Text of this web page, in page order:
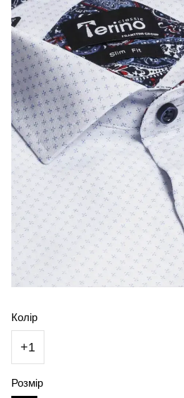
Колір
+1
Розмір